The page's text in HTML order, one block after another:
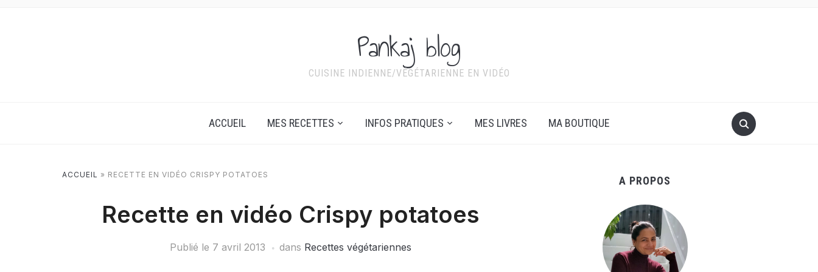
Pankaj blog
CUISINE INDIENNE/VÉGÉTARIENNE EN VIDÉO
ACCUEIL MES RECETTES INFOS PRATIQUES MES LIVRES MA BOUTIQUE
ACCUEIL » RECETTE EN VIDÉO CRISPY POTATOES
Recette en vidéo Crispy potatoes
Publié le 7 avril 2013 dans Recettes végétariennes
A PROPOS